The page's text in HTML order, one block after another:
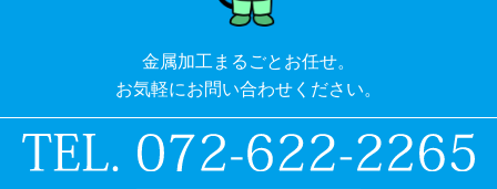
金属加工まるごとお任せ。
お気軽にお問い合わせください。